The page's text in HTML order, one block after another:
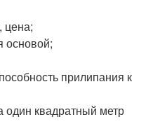
цена;
основой;
прилипания к
один квадратный метр